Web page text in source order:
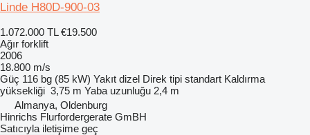
Linde H80D-900-03
1.072.000 TL €19.500
Ağır forklift
2006
18.800 m/s
Güç 116 bg (85 kW) Yakıt dizel Direk tipi standart Kaldırma
yüksekliği 3,75 m Yaba uzunluğu 2,4 m
Almanya, Oldenburg
Hinrichs Flurfordergerate GmBH
Satıcıyla iletişime geç